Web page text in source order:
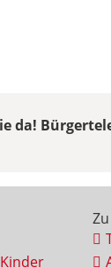
da!